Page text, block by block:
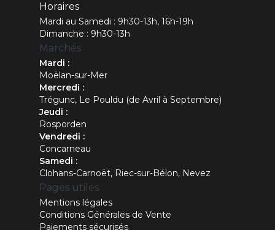
Horaires
Mardi au Samedi : 9h30-13h, 16h-19h
Dimanche : 9h30-13h
Marchés
Mardi :
Moëlan-sur-Mer
Mercredi :
Trégunc, Le Pouldu (de Avril à Septembre)
Jeudi :
Rosporden
Vendredi :
Concarneau
Samedi :
Clohans-Carnoët, Riec-sur-Bélon, Nevez
Pages utiles
Mentions légales
Conditions Générales de Vente
Paiements sécurisés